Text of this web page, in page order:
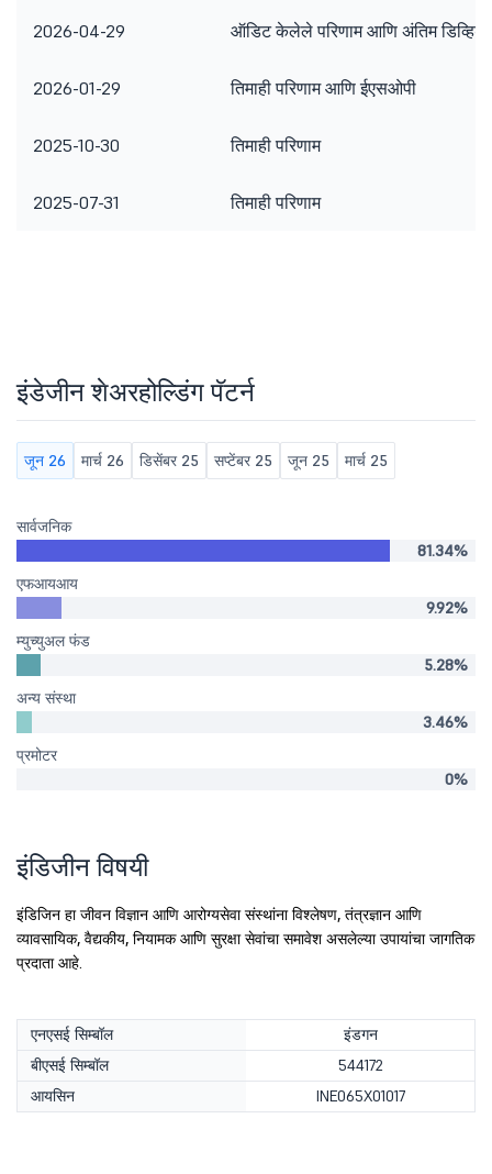
2026-04-29 ऑडिट केलेले परिणाम आणि अंतिम
2026-01-29 तिमाही परिणाम आणि ईएसओपी
2025-10-30 तिमाही परिणाम
2025-07-31 तिमाही परिणाम
इंडेजीन शेअरहोल्डिंग पॅटर्न
जून 26 मार्च 26 डिसेंबर 25 सप्टेंबर 25 जून 25 मार्च 25
सार्वजनिक
81.34%
एफआयआय
9.92%
म्युच्युअल फंड
5.28%
अन्य संस्था
3.46%
प्रमोटर
0%
इंडिजीन विषयी
इंडिजिन हा जीवन विज्ञान आणि आरोग्यसेवा संस्थांना विश्लेषण, तंत्रज्ञान आणि
व्यावसायिक, वैद्यकीय, नियामक आणि सुरक्षा सेवांचा समावेश असलेल्या उपायांचा जागतिक
प्रदाता आहे.
एनएसई सिम्बॉल
इंडगन
बीएसई सिम्बॉल
544172
आयसिन
INE065X01017